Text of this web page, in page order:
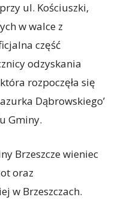
ul. Kościuszki,
w walce z
część
odzyskania
rozpoczęła się
Dąbrowskiego’
Gminy.
Brzeszcze wieniec
oraz
w Brzeszczach.